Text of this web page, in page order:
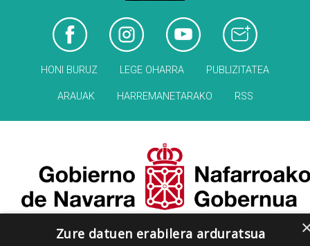
HONI BURUZ LEGE OHARRA PUBLIZITATEA
ARAUAK HARREMANETARAKO RSS
Zure datuen erabilera arduratsua